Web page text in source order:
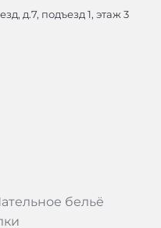
д.7, подъезд 1, этаж 3
бельё